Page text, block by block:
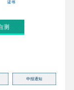
测
申报通知